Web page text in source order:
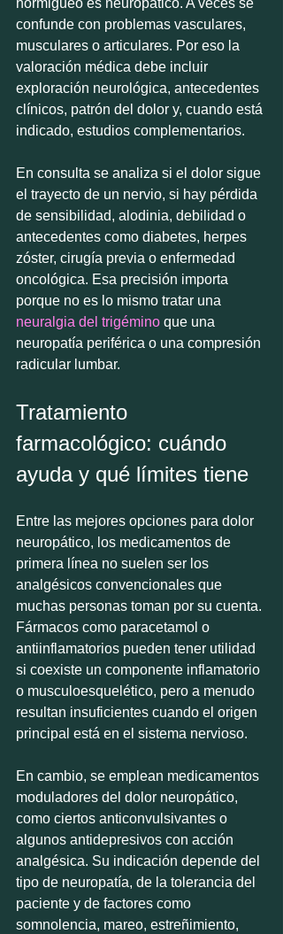
hormigueo es neuropático. A veces se
confunde con problemas vasculares,
musculares o articulares. Por eso la
valoración médica debe incluir
exploración neurológica, antecedentes
clínicos, patrón del dolor y, cuando está
indicado, estudios complementarios.
En consulta se analiza si el dolor sigue
el trayecto de un nervio, si hay pérdida
de sensibilidad, alodinia, debilidad o
antecedentes como diabetes, herpes
zóster, cirugía previa o enfermedad
oncológica. Esa precisión importa
porque no es lo mismo tratar una
neuralgia del trigémino que una
neuropatía periférica o una compresión
radicular lumbar.
Tratamiento
farmacológico: cuándo
ayuda y qué límites tiene
Entre las mejores opciones para dolor
neuropático, los medicamentos de
primera línea no suelen ser los
analgésicos convencionales que
muchas personas toman por su cuenta.
Fármacos como paracetamol o
antiinflamatorios pueden tener utilidad
si coexiste un componente inflamatorio
o musculoesquelético, pero a menudo
resultan insuficientes cuando el origen
principal está en el sistema nervioso.
En cambio, se emplean medicamentos
moduladores del dolor neuropático,
como ciertos anticonvulsivantes o
algunos antidepresivos con acción
analgésica. Su indicación depende del
tipo de neuropatía, de la tolerancia del
paciente y de factores como
somnolencia, mareo, estreñimiento,